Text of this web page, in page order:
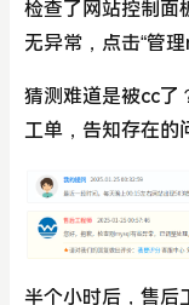
检查了网站控制面
无异常，点击“管
猜测难道是被cc了
工单，告知存在的
半个小时后，售后